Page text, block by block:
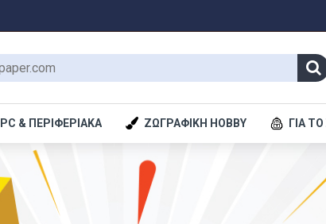
PC & ΠΕΡΙΦΕΡΙΑΚΆ ΖΩΓΡΑΦΙΚΉ HOBBY ΓΙΑ